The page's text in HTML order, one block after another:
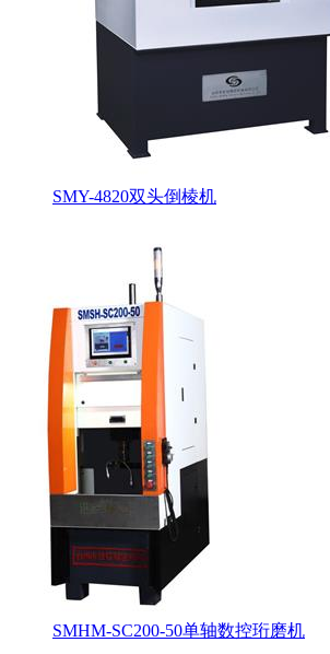
SMY-4820双头倒棱机
SMHM-SC200-50单轴数控珩磨机